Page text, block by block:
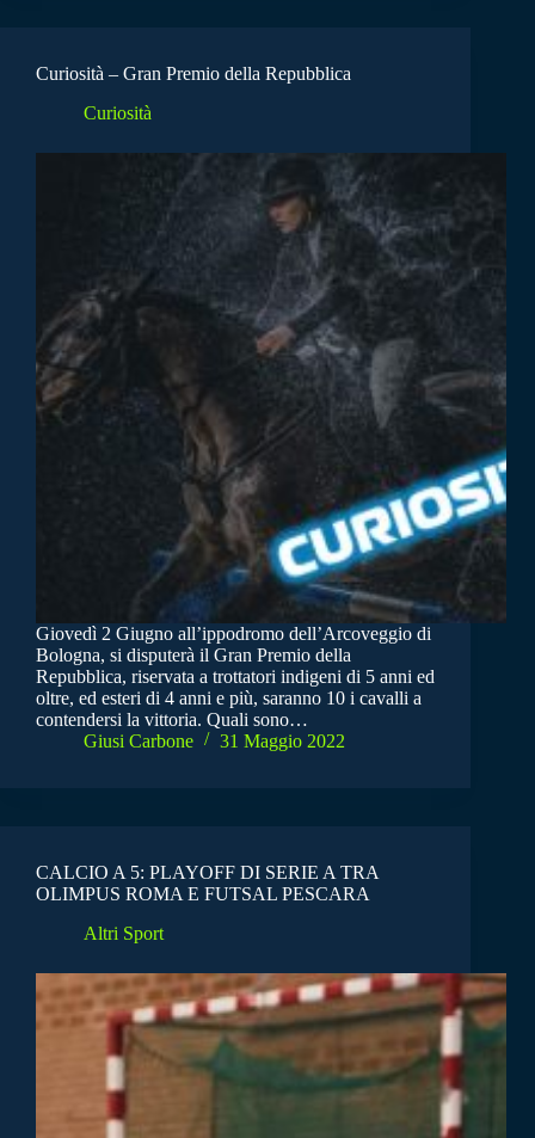
Curiosità – Gran Premio della Repubblica
Curiosità
Giovedì 2 Giugno all’ippodromo dell’Arcoveggio di
Bologna, si disputerà il Gran Premio della
Repubblica, riservata a trottatori indigeni di 5 anni ed
oltre, ed esteri di 4 anni e più, saranno 10 i cavalli a
contendersi la vittoria. Quali sono…
Giusi Carbone
31 Maggio 2022
CALCIO A 5: PLAYOFF DI SERIE A TRA
OLIMPUS ROMA E FUTSAL PESCARA
Altri Sport